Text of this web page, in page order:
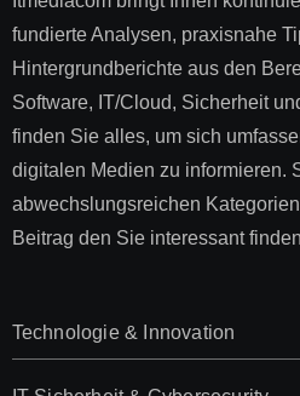
fundierte Analysen, praxisnahe
Hintergrundberichte aus den
Software, IT/Cloud, Sicherheit
finden Sie alles, um sich
digitalen Medien zu informieren.
abwechslungsreichen
Beitrag den Sie interessant
Technologie & Innovation